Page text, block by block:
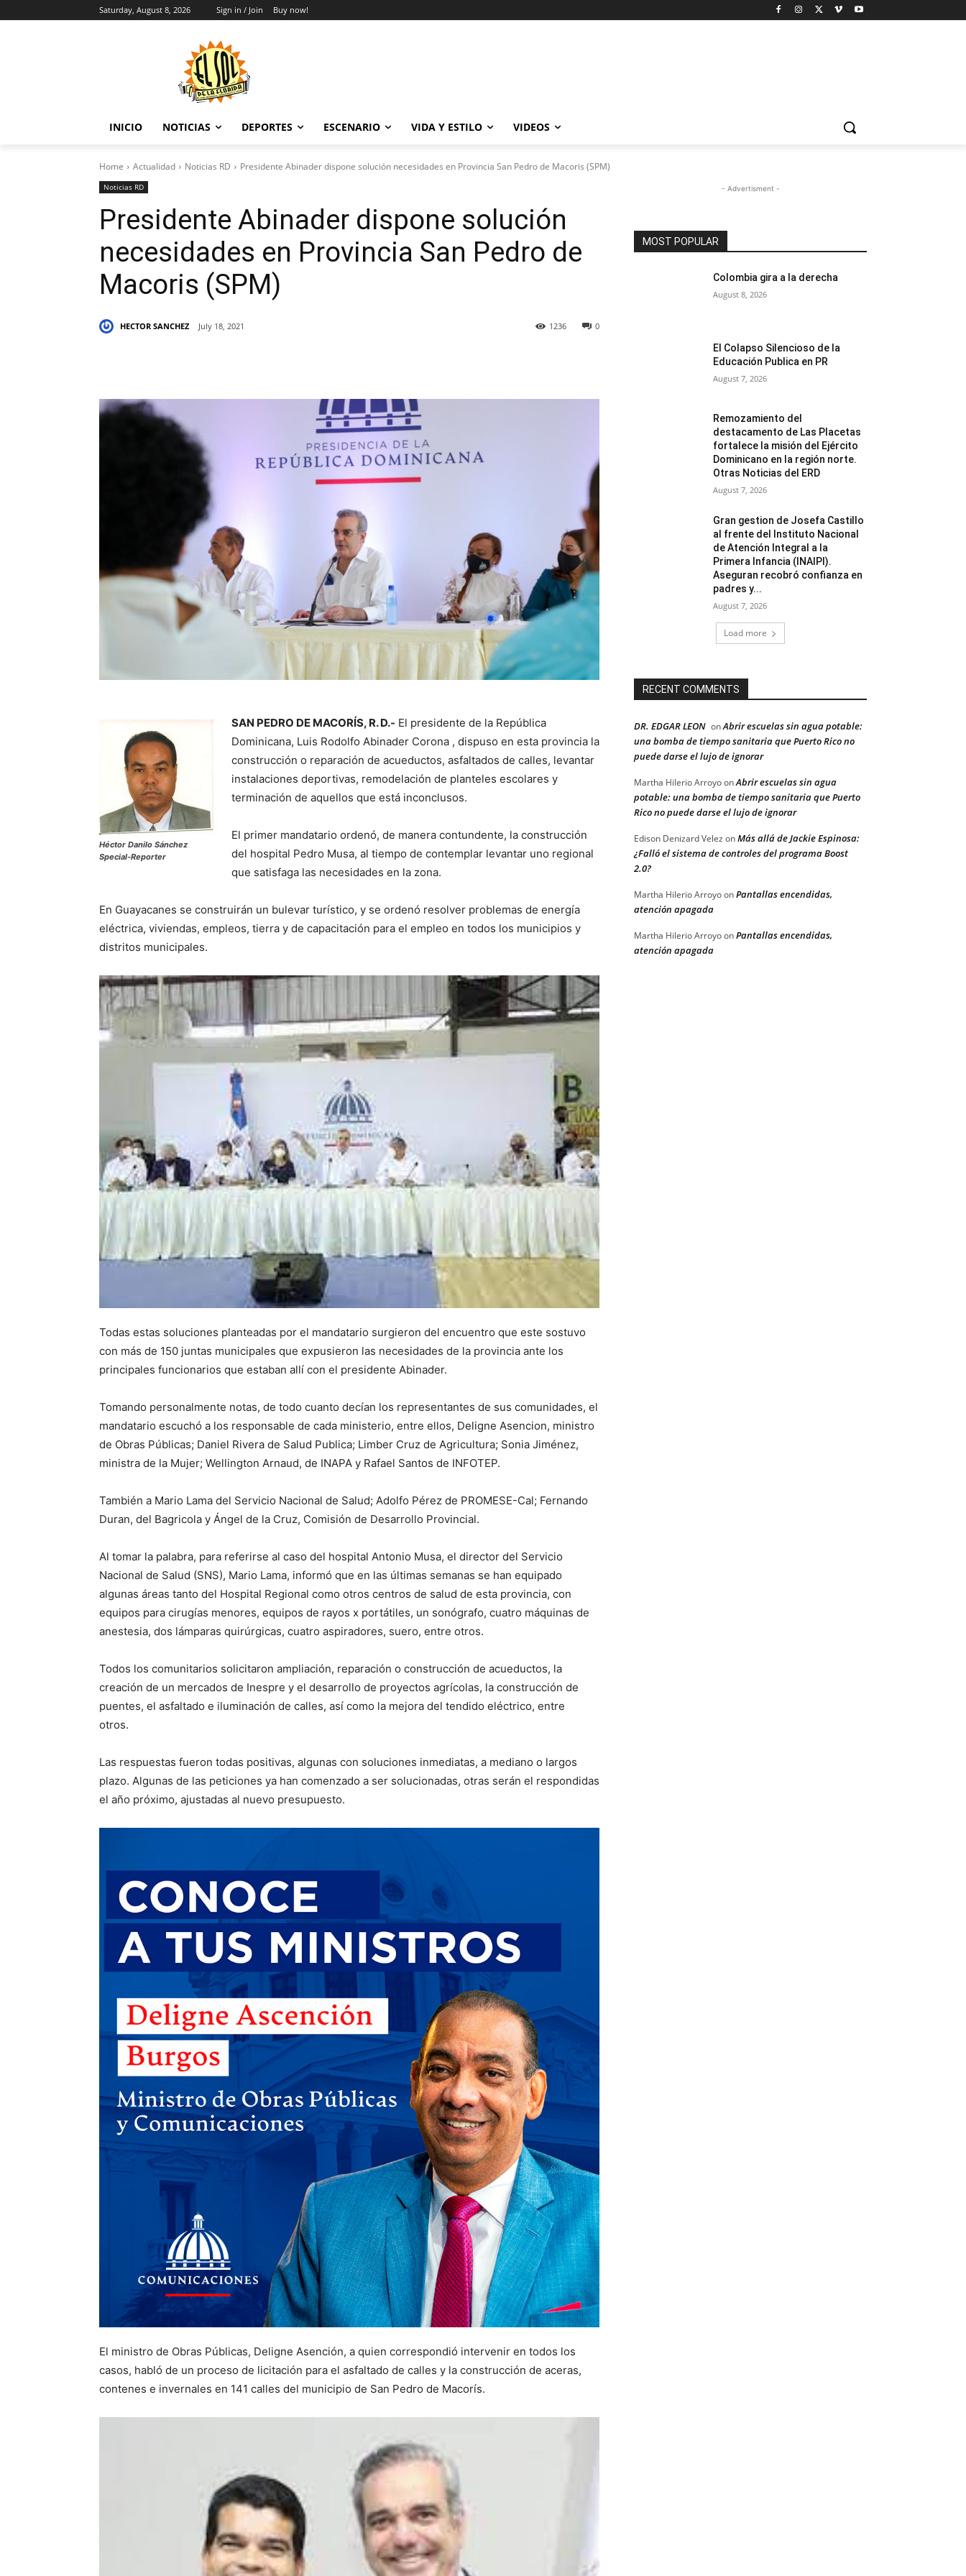
Saturday, August 8, 2026 Sign in / Join Buy now!
INICIO NOTICIAS DEPORTES ESCENARIO VIDA Y ESTILO VIDEOS
Home Actualidad Noticias RD Presidente Abinader dispone solución necesidades en Provincia San Pedro de Macoris (SPM)
Noticias RD
Presidente Abinader dispone solución
necesidades en Provincia San Pedro de
Macoris (SPM)
HECTOR SANCHEZ July 18, 2021 0
1236
Héctor Danilo Sánchez
Special-Reporter
SAN PEDRO DE MACORÍS, R. D.- El presidente de la República
Dominicana, Luis Rodolfo Abinader Corona , dispuso en esta provincia la
construcción o reparación de acueductos, asfaltados de calles, levantar
instalaciones deportivas, remodelación de planteles escolares y
terminación de aquellos que está inconclusos.
El primer mandatario ordenó, de manera contundente, la construcción
del hospital Pedro Musa, al tiempo de contemplar levantar uno regional
que satisfaga las necesidades en la zona.
En Guayacanes se construirán un bulevar turístico, y se ordenó resolver problemas de energía
eléctrica, viviendas, empleos, tierra y de capacitación para el empleo en todos los municipios y
distritos municipales.
Todas estas soluciones planteadas por el mandatario surgieron del encuentro que este sostuvo
con más de 150 juntas municipales que expusieron las necesidades de la provincia ante los
principales funcionarios que estaban allí con el presidente Abinader.
Tomando personalmente notas, de todo cuanto decían los representantes de sus comunidades, el
mandatario escuchó a los responsable de cada ministerio, entre ellos, Deligne Asencion, ministro
de Obras Públicas; Daniel Rivera de Salud Publica; Limber Cruz de Agricultura; Sonia Jiménez,
ministra de la Mujer; Wellington Arnaud, de INAPA y Rafael Santos de INFOTEP.
También a Mario Lama del Servicio Nacional de Salud; Adolfo Pérez de PROMESE-Cal; Fernando
Duran, del Bagricola y Ángel de la Cruz, Comisión de Desarrollo Provincial.
Al tomar la palabra, para referirse al caso del hospital Antonio Musa, el director del Servicio
Nacional de Salud (SNS), Mario Lama, informó que en las últimas semanas se han equipado
algunas áreas tanto del Hospital Regional como otros centros de salud de esta provincia, con
equipos para cirugías menores, equipos de rayos x portátiles, un sonógrafo, cuatro máquinas de
anestesia, dos lámparas quirúrgicas, cuatro aspiradores, suero, entre otros.
Todos los comunitarios solicitaron ampliación, reparación o construcción de acueductos, la
creación de un mercados de Inespre y el desarrollo de proyectos agrícolas, la construcción de
puentes, el asfaltado e iluminación de calles, así como la mejora del tendido eléctrico, entre
otros.
Las respuestas fueron todas positivas, algunas con soluciones inmediatas, a mediano o largos
plazo. Algunas de las peticiones ya han comenzado a ser solucionadas, otras serán el respondidas
el año próximo, ajustadas al nuevo presupuesto.
El ministro de Obras Públicas, Deligne Asención, a quien correspondió intervenir en todos los
casos, habló de un proceso de licitación para el asfaltado de calles y la construcción de aceras,
contenes e invernales en 141 calles del municipio de San Pedro de Macorís.
- Advertisment -
MOST POPULAR
Colombia gira a la derecha
August 8, 2026
El Colapso Silencioso de la
Educación Publica en PR
August 7, 2026
Remozamiento del
destacamento de Las Placetas
fortalece la misión del Ejército
Dominicano en la región norte.
Otras Noticias del ERD
August 7, 2026
Gran gestion de Josefa Castillo
al frente del Instituto Nacional
de Atención Integral a la
Primera Infancia (INAIPI).
Aseguran recobró confianza en
padres y...
August 7, 2026
Load more
RECENT COMMENTS
DR. EDGAR LEON onAbrir escuelas sin agua potable:
una bomba de tiempo sanitaria que Puerto Rico no
puede darse el lujo de ignorar
Martha Hilerio ArroyoonAbrir escuelas sin agua
potable: una bomba de tiempo sanitaria que Puerto
Rico no puede darse el lujo de ignorar
Edison Denizard Velez onMás allá de Jackie Espinosa:
¿Falló el sistema de controles del programa Boost
2.0?
Martha Hilerio ArroyoonPantallas encendidas,
atención apagada
Martha Hilerio ArroyoonPantallas encendidas,
atención apagada